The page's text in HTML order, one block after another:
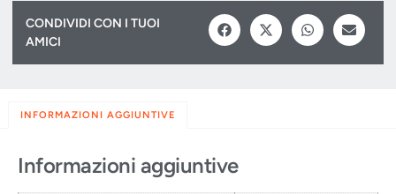
CONDIVIDI CON I TUOI
AMICI
INFORMAZIONI AGGIUNTIVE
Informazioni aggiuntive